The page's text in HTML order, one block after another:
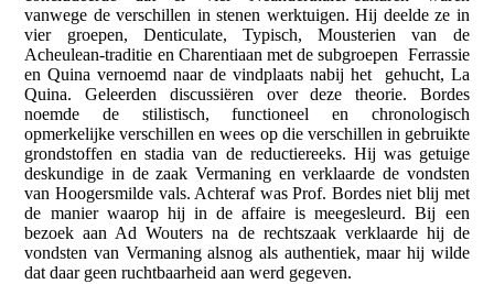
vanwege de verschillen in stenen werktuigen. Hij deelde ze in
vier groepen, Denticulate, Typisch, Mousterien van de
Acheulean-traditie en Charentiaan met de subgroepen Ferrassie
en Quina vernoemd naar de vindplaats nabij het gehucht, La
Quina. Geleerden discussiëren over deze theorie. Bordes
noemde de stilistisch, functioneel en chronologisch
opmerkelijke verschillen en wees op die verschillen in gebruikte
grondstoffen en stadia van de reductiereeks. Hij was getuige
deskundige in de zaak Vermaning en verklaarde de vondsten
van Hoogersmilde vals. Achteraf was Prof. Bordes niet blij met
de manier waarop hij in de affaire is meegesleurd. Bij een
bezoek aan Ad Wouters na de rechtszaak verklaarde hij de
vondsten van Vermaning alsnog als authentiek, maar hij wilde
dat daar geen ruchtbaarheid aan werd gegeven.